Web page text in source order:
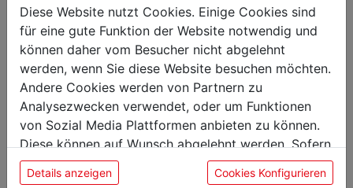
Länge: 22,20 cm
Breite: 1,70 cm
Höhe: 2,50 cm
Gewicht: 0,09 kg
Klingenlänge: 12 cm
Das könnte Sie auch
Diese Website nutzt Cookies. Einige Cookies sind
für eine gute Funktion der Website notwendig und
können daher vom Besucher nicht abgelehnt
werden, wenn Sie diese Website besuchen möchten.
Andere Cookies werden von Partnern zu
Analysezwecken verwendet, oder um Funktionen
von Sozial Media Plattformen anbieten zu können.
Diese können auf Wunsch abgelehnt werden. Sofern
sie unsere Webseite weiter nutzen, geben Sie
Einwilligung zu unseren Cookies.
Details anzeigen Cookies Konfigurieren